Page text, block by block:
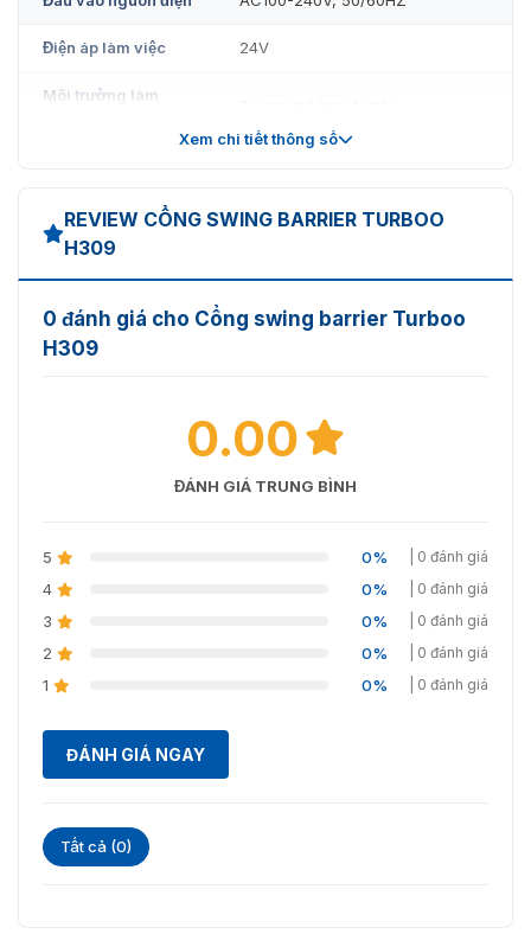
Điện áp làm việc 24V
Môi trường làm
Cơ chế
Cảm biến hồng
MCBF
Xem chi tiết thông số
REVIEW CỔNG SWING BARRIER TURBOO
H309
0 đánh giá cho Cổng swing barrier Turboo
H309
0.00
ĐÁNH GIÁ TRUNG BÌNH
5 0% | 0 đánh giá
4 0% | 0 đánh giá
3 0% | 0 đánh giá
2 0% | 0 đánh giá
1 0% | 0 đánh giá
ĐÁNH GIÁ NGAY
Tất cả (0)